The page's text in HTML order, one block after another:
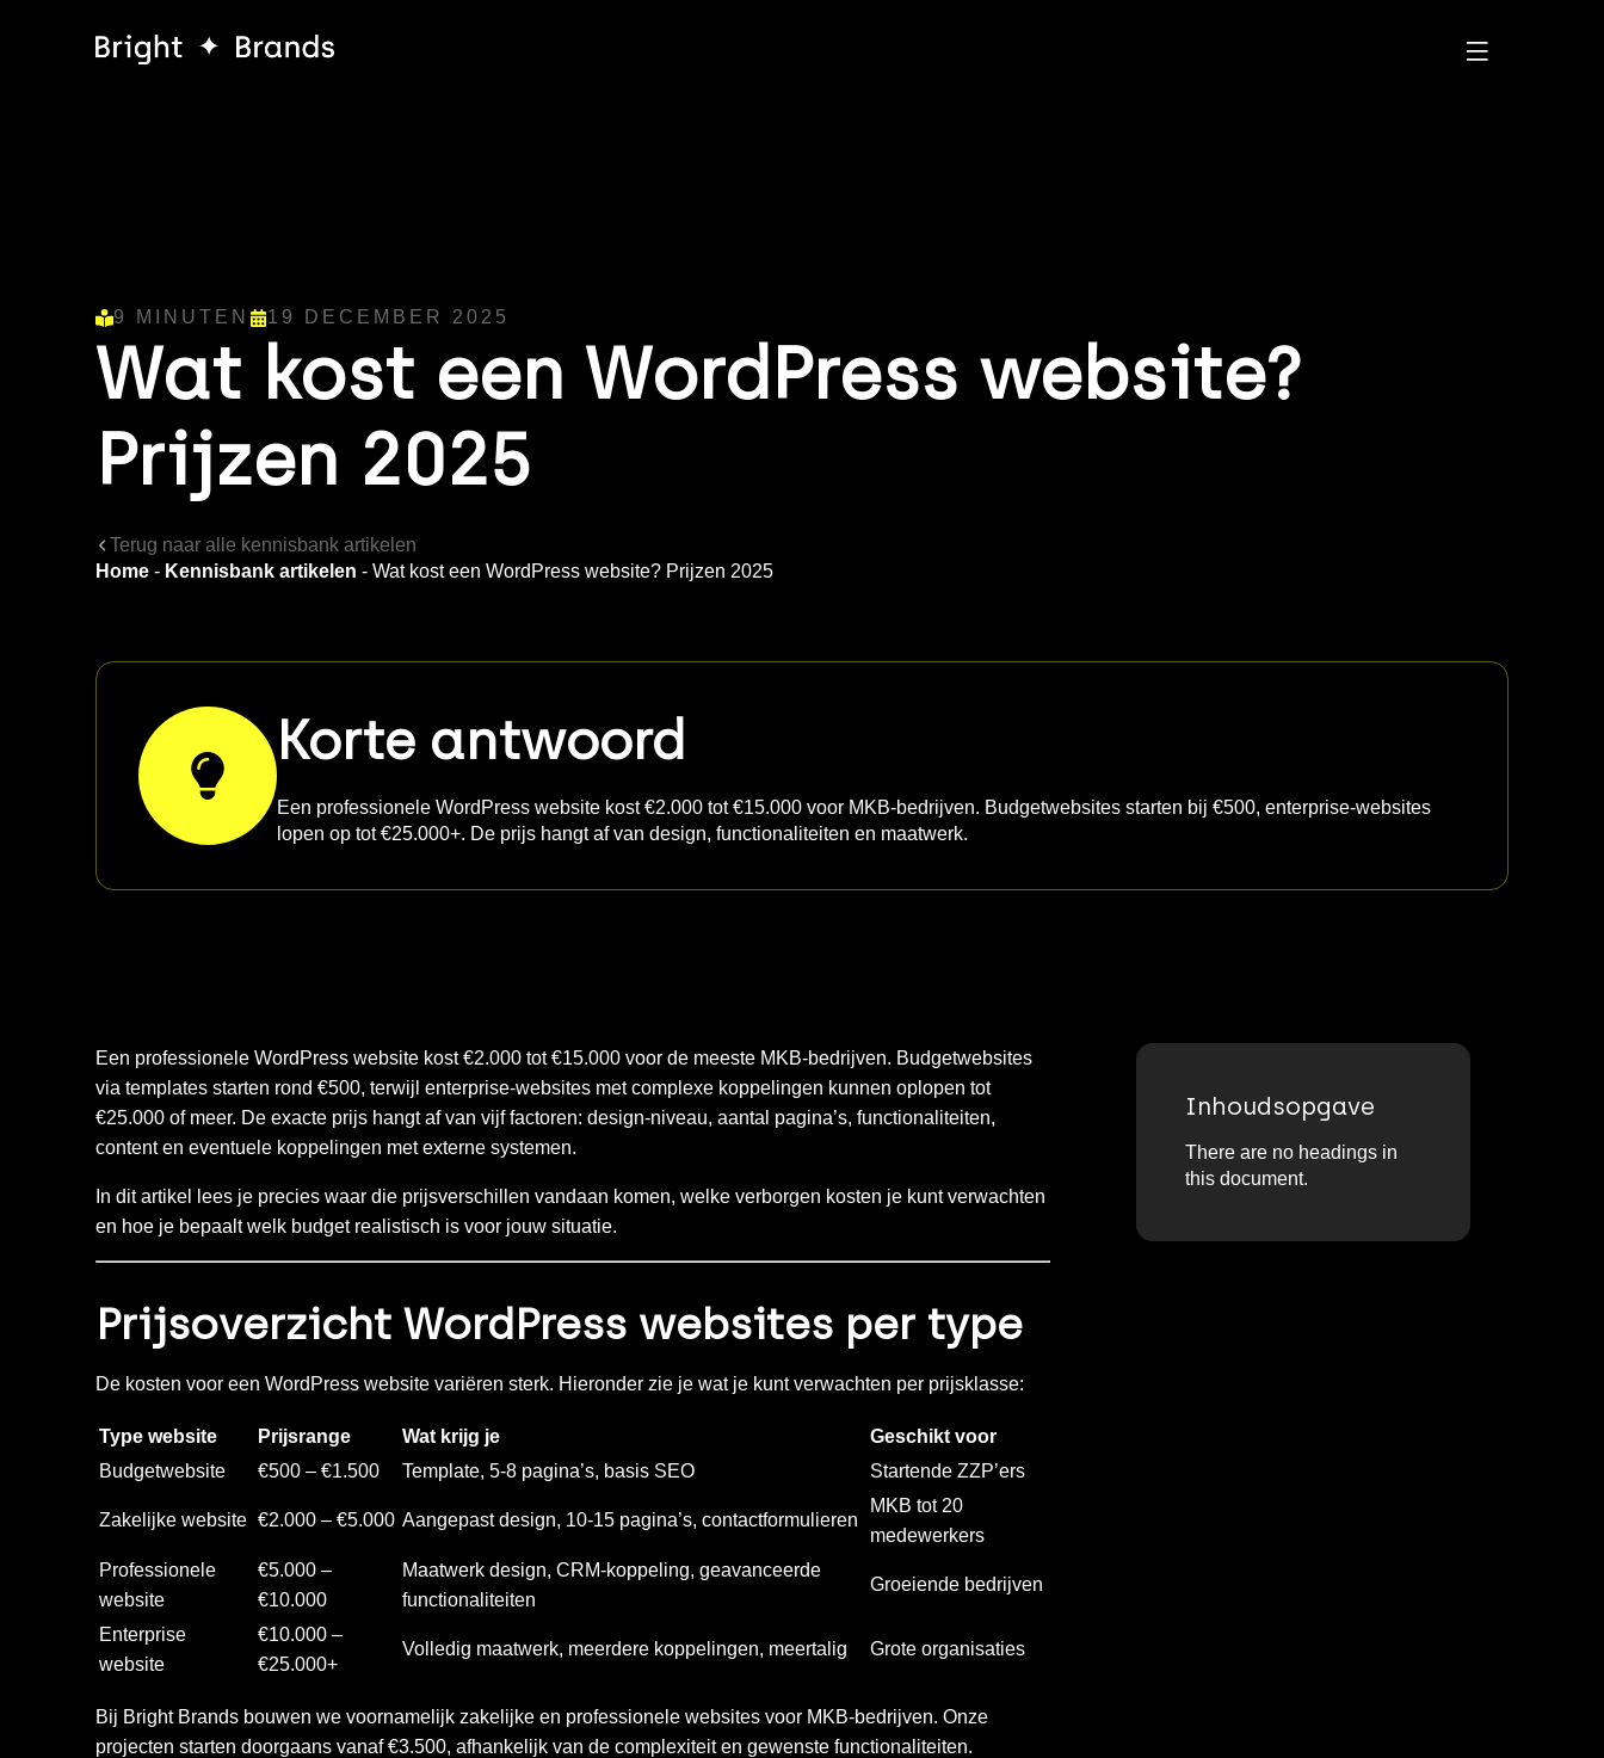
9 MINUTEN 19 DECEMBER 2025
Wat kost een WordPress website?
Prijzen 2025
Terug naar alle kennisbank artikelen
Home - Kennisbank artikelen - Wat kost een WordPress website? Prijzen 2025
Korte antwoord
Een professionele WordPress website kost €2.000 tot €15.000 voor MKB-bedrijven. Budgetwebsites starten bij €500, enterprise-websites
lopen op tot €25.000+. De prijs hangt af van design, functionaliteiten en maatwerk.
Een professionele WordPress website kost €2.000 tot €15.000 voor de meeste MKB-bedrijven. Budgetwebsites
via templates starten rond €500, terwijl enterprise-websites met complexe koppelingen kunnen oplopen tot
€25.000 of meer. De exacte prijs hangt af van vijf factoren: design-niveau, aantal pagina’s, functionaliteiten,
content en eventuele koppelingen met externe systemen.
In dit artikel lees je precies waar die prijsverschillen vandaan komen, welke verborgen kosten je kunt verwachten
en hoe je bepaalt welk budget realistisch is voor jouw situatie.
Prijsoverzicht WordPress websites per type
De kosten voor een WordPress website variëren sterk. Hieronder zie je wat je kunt verwachten per prijsklasse:
Type website Prijsrange Wat krijg je
Geschikt voor
Budgetwebsite
€500 – €1.500 Template, 5-8 pagina’s, basis SEO Startende ZZP’ers
Zakelijke website €2.000 – €5.000 Aangepast design, 10-15 pagina’s, contactformulieren
MKB tot 20
medewerkers
Professionele
website
€5.000 –
€10.000
Maatwerk design, CRM-koppeling, geavanceerde
functionaliteiten
Groeiende bedrijven
Enterprise
website
€10.000 –
€25.000+
Volledig maatwerk, meerdere koppelingen, meertalig Grote organisaties
Bij Bright Brands bouwen we voornamelijk zakelijke en professionele websites voor MKB-bedrijven. Onze
projecten starten doorgaans vanaf €3.500, afhankelijk van de complexiteit en gewenste functionaliteiten.
Inhoudsopgave
There are no headings in
this document.